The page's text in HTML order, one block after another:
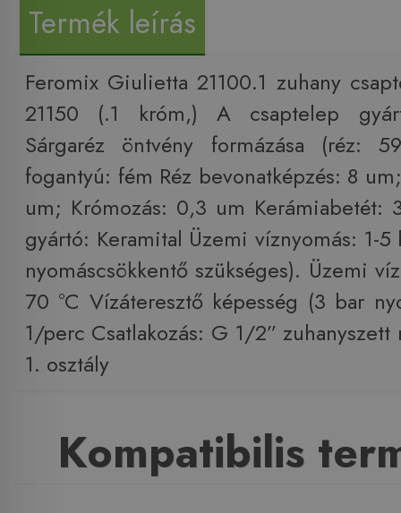
Termék leírás
Feromix Giulietta 21100.1 zuhany
21150 (.1 króm,) A csaptelep
Sárgaréz öntvény formázása (réz:
fogantyú: fém Réz bevonatképzés: 8
um; Krómozás: 0,3 um Kerámiabetét:
gyártó: Keramital Üzemi víznyomás: 1-
nyomáscsökkentő szükséges). Üzemi
70 °C Vízáteresztő képesség (3 bar
1/perc Csatlakozás: G 1/2”
1. osztály
Kompatibilis